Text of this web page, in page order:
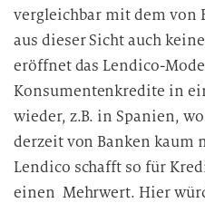
vergleichbar mit dem von
aus dieser Sicht auch
eröffnet das Lendico-
Konsumentenkredite in
wieder, z.B. in Spanien,
derzeit von Banken kaum
Lendico schafft so für
einen Mehrwert. Hier